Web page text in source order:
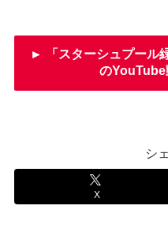
► 「スターシュプール
のYouTube
シ
X